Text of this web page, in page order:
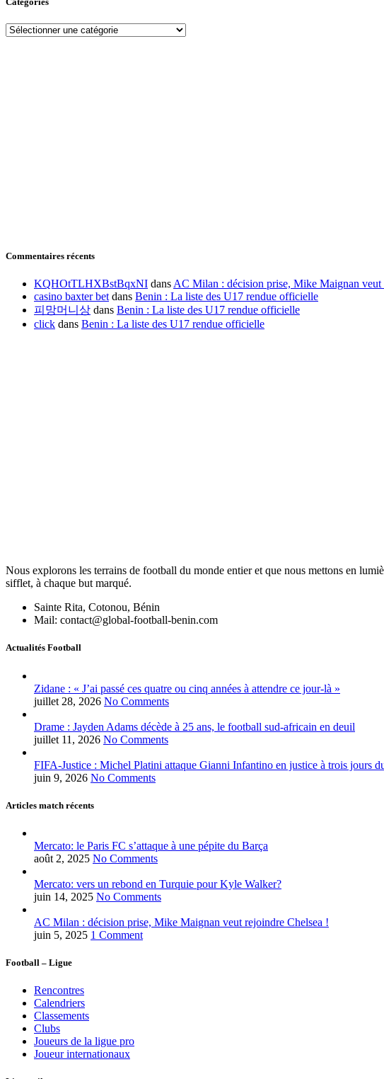
Catégories
Commentaires récents
KQHOtTLHXBstBqxNI dans AC Milan : décision prise, Mike Maignan veut
casino baxter bet dans Benin : La liste des U17 rendue officielle
피망머니상 dans Benin : La liste des U17 rendue officielle
click dans Benin : La liste des U17 rendue officielle
Nous explorons les terrains de football du monde entier et que nous mettons en
sifflet, à chaque but marqué.
Sainte Rita, Cotonou, Bénin
Mail: contact@global-football-benin.com
Actualités Football
Zidane : « J’ai passé ces quatre ou cinq années à attendre ce jour-là »
juillet 28, 2026 No Comments
Drame : Jayden Adams décède à 25 ans, le football sud-africain en deuil
juillet 11, 2026 No Comments
FIFA-Justice : Michel Platini attaque Gianni Infantino en justice à trois jours
juin 9, 2026 No Comments
Articles match récents
Mercato: le Paris FC s’attaque à une pépite du Barça
août 2, 2025 No Comments
Mercato: vers un rebond en Turquie pour Kyle Walker?
juin 14, 2025 No Comments
AC Milan : décision prise, Mike Maignan veut rejoindre Chelsea !
juin 5, 2025 1 Comment
Football – Ligue
Rencontres
Calendriers
Classements
Clubs
Joueurs de la ligue pro
Joueur internationaux